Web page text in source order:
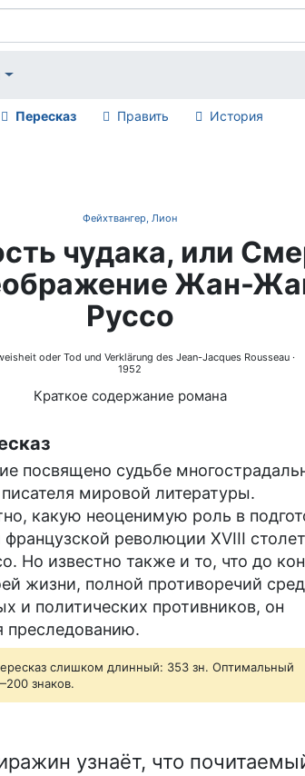
Пересказ Править История
Фейхтвангер, Лион
чудака, или
Жан-
Руссо
oder Tod und Verklärung des Jean-Jacques Rousseau·
1952
Краткое содержание романа
посвящено судьбе
мировой литературы.
какую неоценимую роль в
революции XVIII
Но известно также и то, что до
жизни, полной противоречий
и политических противников, он
преследованию.
слишком длинный: 353 зн. Оптимальный
знаков.
узнаёт, что